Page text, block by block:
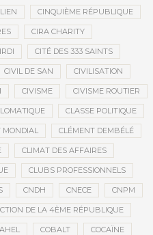
CINQUIÈME RÉPUBLIQUE
CIRA CHARITY
CITÉ DES 333 SAINTS
CIVIL DE SAN CIVILISATION
CIVISME CIVISME ROUTIER
CLASSE POLITIQUE
MONDIAL CLÉMENT DEMBÉLÉ
CLIMAT DES AFFAIRES
CLUBS PROFESSIONNELS
CNDH CNECE CNPM
DE LA 4ÈME RÉPUBLIQUE
COBALT COCAÏNE